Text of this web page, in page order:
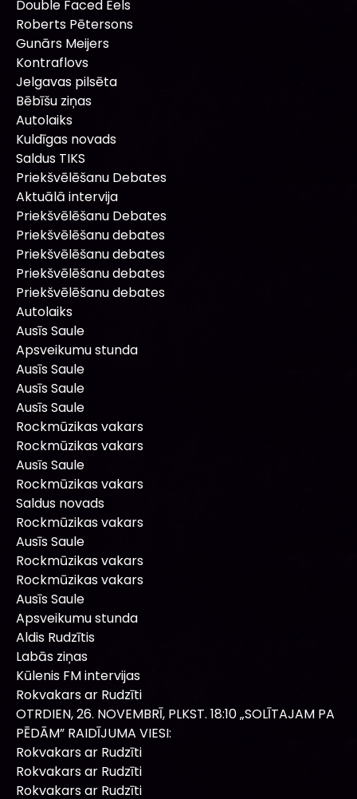
Double Faced Eels
Roberts Pētersons
Gunārs Meijers
Kontraflovs
Jelgavas pilsēta
Bēbīšu ziņas
Autolaiks
Kuldīgas novads
Saldus TIKS
Priekšvēlēšanu Debates
Aktuālā intervija
Priekšvēlēšanu Debates
Priekšvēlēšanu debates
Priekšvēlēšanu debates
Priekšvēlēšanu debates
Priekšvēlēšanu debates
Autolaiks
Ausīs Saule
Apsveikumu stunda
Ausīs Saule
Ausīs Saule
Ausīs Saule
Rockmūzikas vakars
Rockmūzikas vakars
Ausīs Saule
Rockmūzikas vakars
Saldus novads
Rockmūzikas vakars
Ausīs Saule
Rockmūzikas vakars
Rockmūzikas vakars
Ausīs Saule
Apsveikumu stunda
Aldis Rudzītis
Labās ziņas
Kūlenis FM intervijas
Rokvakars ar Rudzīti
OTRDIEN, 26. NOVEMBRĪ, PLKST. 18:10 „SOLĪTAJAM PA
PĒDĀM” RAIDĪJUMA VIESI:
Rokvakars ar Rudzīti
Rokvakars ar Rudzīti
Rokvakars ar Rudzīti